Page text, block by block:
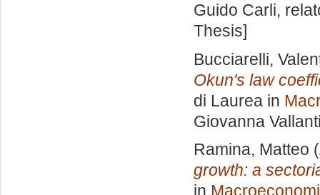
Guido Carli,
Thesis]
Bucciarelli,
Okun's law
di Laurea in
Giovanna
Ramina, Matteo
growth: a
in